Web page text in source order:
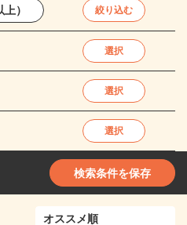
絞り込む
選択
選択
選択
検索条件を保存